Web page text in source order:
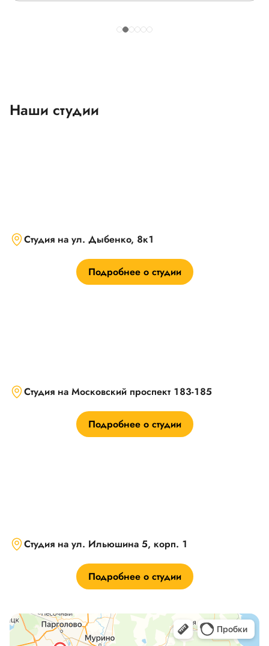
Наши студии
Студия на ул. Дыбенко, 8к1
Подробнее о студии
Студия на Московский проспект 183-185
Подробнее о студии
Студия на ул. Ильюшина 5, корп. 1
Подробнее о студии